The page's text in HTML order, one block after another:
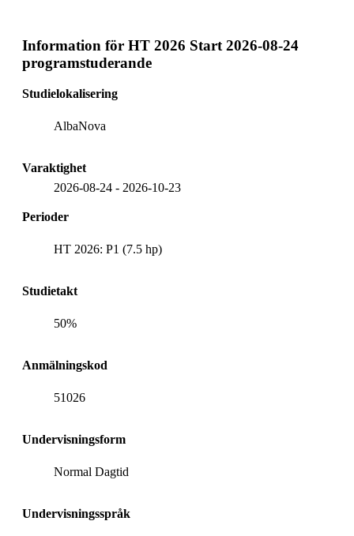
Information för HT 2026 Start 2026-08-24
programstuderande
Studielokalisering
AlbaNova
Varaktighet
2026-08-24 - 2026-10-23
Perioder
HT 2026: P1 (7.5 hp)
Studietakt
50%
Anmälningskod
51026
Undervisningsform
Normal Dagtid
Undervisningsspråk